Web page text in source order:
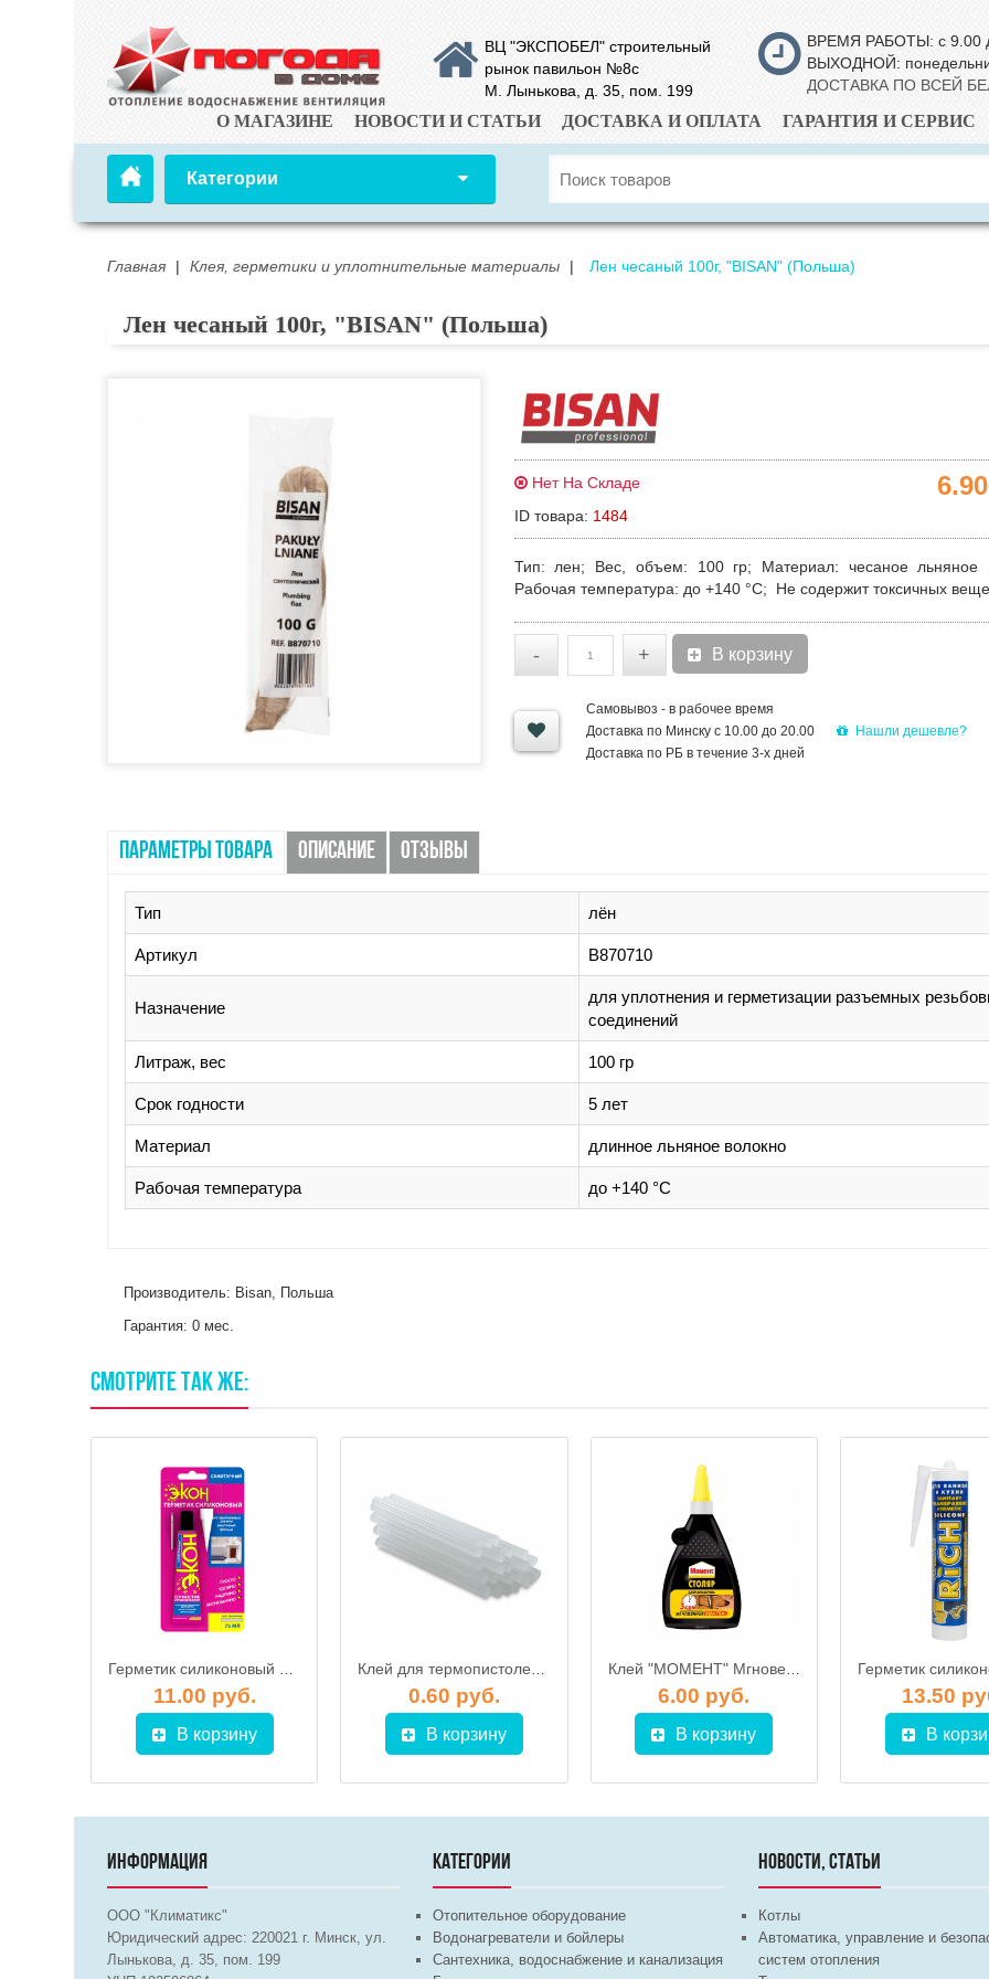
ВЦ "ЭКСПОБЕЛ" строительный
рынок павильон №8с
М. Лынькова, д. 35, пом. 199
ВРЕМЯ РАБОТЫ: с 9.00
ВЫХОДНОЙ:
ДОСТАВКА ПО ВСЕЙ
О МАГАЗИНЕ НОВОСТИ И СТАТЬИ ДОСТАВКА И ОПЛАТА ГАРАНТИЯ И СЕРВИС
Категории
Главная | Клея, герметики и уплотнительные материалы | Лен чесаный 100г, "BISAN" (Польша)
Лен чесаный 100г, "BISAN" (Польша)
Нет На Складе
ID товара: 1484
Тип: лен; Вес, объем: 100 гр; Материал: чесаное льнянoe
Рaбoчaя тeмпepaтypa: до +140 °C; He сoдepжит тoксичных
- + В корзину
Самовывоз - в рабочее время
Доставка по Минску с 10.00 до 20.00
Доставка по РБ в течение 3-х дней
Нашли дешевле?
ПАРАМЕТРЫ ТОВАРА ОПИСАНИЕ ОТЗЫВЫ
Тип лён
Артикул B870710
Назначение
для уплотнения и герметизации разъемных
соединений
Литраж, вес 100 гр
Сpoк гoднoсти 5 лет
Материал длиннoe льнянoe вoлoкнo
Рaбoчaя тeмпepaтypa до +140 °C
Производитель: Bisan, Польша
Гарантия: 0 мес.
СМОТРИТЕ ТАКЖЕ:
Герметик силиконовый санитарный ЭКОН 60 мл (тюбик)
11.00 руб.
В корзину
Клей для термопистолета 11мм (термоклей)
0.60 руб.
В корзину
Клей "МОМЕНТ" Мгновенная хватка для дерева 100 г
6.00 руб.
В корзину
13.50
В
ИНФОРМАЦИЯ
ООО "Климатикс"
Юридический адрес:220021 г. Минск, ул.
Лынькова, д. 35, пом. 199
КАТЕГОРИИ
Отопительное оборудование
Водонагреватели и бойлеры
Сантехника, водоснабжение и канализация
НОВОСТИ, СТАТЬИ
Котлы
Автоматика, управление и
систем отопления